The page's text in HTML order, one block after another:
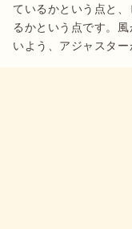
ているかという点と
るかという点です。